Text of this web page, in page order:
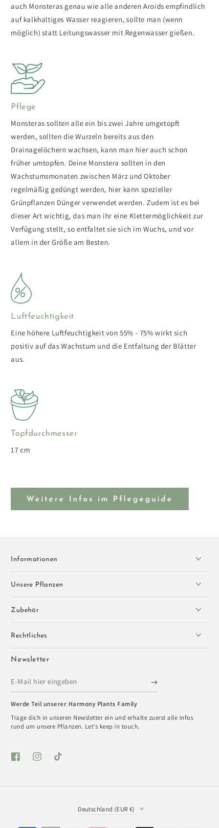
auch Monsteras genau wie alle anderen Aroids empfindlich
auf kalkhaltiges Wasser reagieren, sollte man (wenn
möglich) statt Leitungswasser mit Regenwasser gießen.
Pflege
Monsteras sollten alle ein bis zwei Jahre umgetopft
werden, sollten die Wurzeln bereits aus den
Drainagelöchern wachsen, kann man hier auch schon
früher umtopfen. Deine Monstera sollten in den
Wachstumsmonaten zwischen März und Oktober
regelmäßig gedüngt werden, hier kann spezieller
Grünpflanzen Dünger verwendet werden. Zudem ist es bei
dieser Art wichtig, das man ihr eine Klettermöglichkeit zur
Verfügung stellt, so entfaltet sie sich im Wuchs, und vor
allem in der Größe am Besten.
Luftfeuchtigkeit
Eine höhere Luftfeuchtigkeit von 55% - 75% wirkt sich
positiv auf das Wachstum und die Entfaltung der Blätter
aus.
Topfdurchmesser
17 cm
Weitere Infos im Pflegeguide
Informationen
Unsere Pflanzen
Zubehör
Rechtliches
Newsletter
E-
Mail
hier
eingeben
Werde Teil unserer Harmony Plants Family
Trage dich in unseren Newsletter ein und erhalte zuerst alle Infos
rund um unsere Pflanzen. Let's keep in touch.
FacebookInstagramTikTok
Deutschland (EUR €)